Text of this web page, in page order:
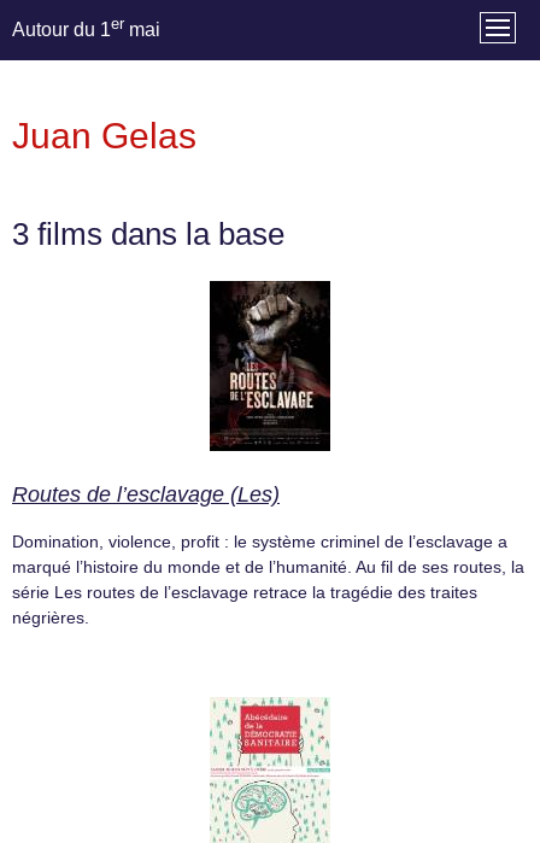
Autour du 1er mai
Juan Gelas
3 films dans la base
Routes de l’esclavage (Les)
Domination, violence, profit : le système criminel de l’esclavage a
marqué l’histoire du monde et de l’humanité. Au fil de ses routes, la
série Les routes de l’esclavage retrace la tragédie des traites
négrières.